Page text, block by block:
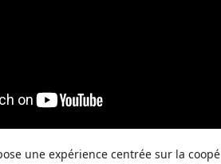
une expérience centrée sur la